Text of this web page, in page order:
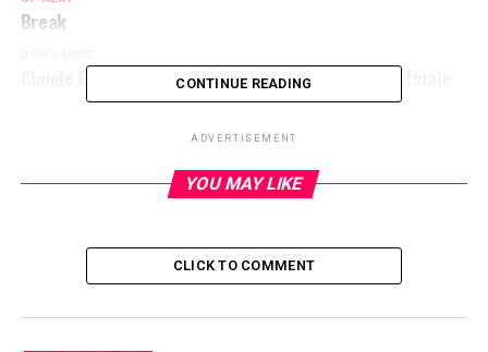
Break
Claude Eddy–Laure échoue aux porte de la table finale
CONTINUE READING
ADVERTISEMENT
YOU MAY LIKE
CLICK TO COMMENT